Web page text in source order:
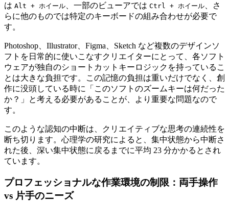
は Alt + ホイール 、一部のビューアでは Ctrl + ホイール 、さ
らに他のものでは特定のキーボードの組み合わせが必要で
す。
Photoshop、Illustrator、Figma、Sketch など複数のデザインソ
フトを日常的に使いこなすクリエイターにとって、各ソフト
ウェアが独自のショートカットキーロジックを持っているこ
とは大きな負担です。この記憶の負担は重いだけでなく、創
作に没頭している時に「このソフトのズームキーは何だった
か？」と考える必要があることが、より重要な問題なので
す。
このような認知の中断は、クリエイティブな思考の連続性を
断ち切ります。心理学の研究によると、集中状態から中断さ
れた後、深い集中状態に戻るまでに平均 23 分かかるとされ
ています。
プロフェッショナルな作業環境の制限：両手操作
vs 片手のニーズ